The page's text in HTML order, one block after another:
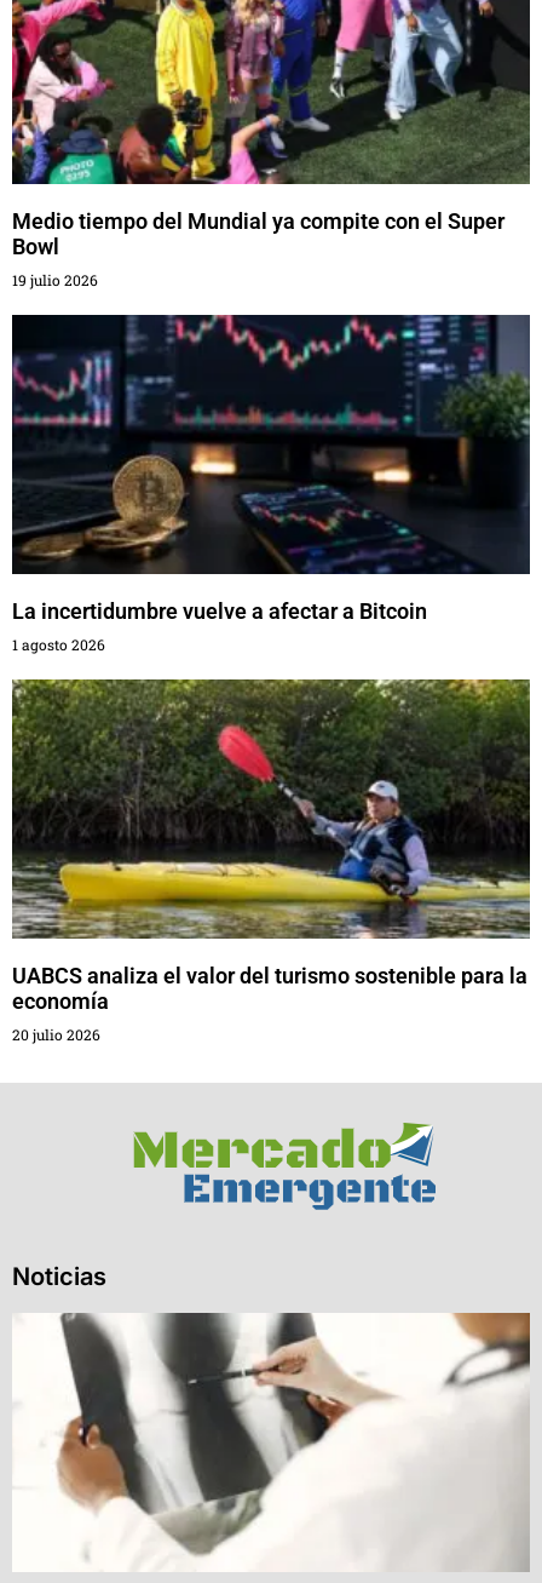
Medio tiempo del Mundial ya compite con el Super
Bowl
19 julio 2026
La incertidumbre vuelve a afectar a Bitcoin
1 agosto 2026
UABCS analiza el valor del turismo sostenible para la
economía
20 julio 2026
Noticias